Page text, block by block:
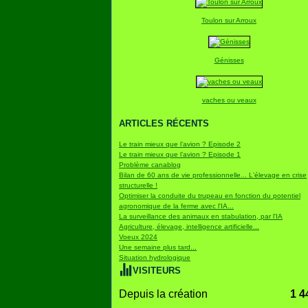
Toulon sur Arroux
Génisses
vaches ou veaux
ARTICLES RÉCENTS
Le train mieux que l’avion ? Episode 2
Le train mieux que l’avion ? Episode 1
Problème canablog
Bilan de 60 ans de vie professionnelle... L'élevage en crise
structurelle !
Optimiser la conduite du trupeau en fonction du potentiel
agronomique de la ferme avec l'IA...
La surveillance des animaux en stabulation, par l'IA
Agriculture, élevage, intelligence artificielle...
Voeux 2024
Une semaine plus tard...
Situation hydrologique
VISITEURS
Depuis la création 1